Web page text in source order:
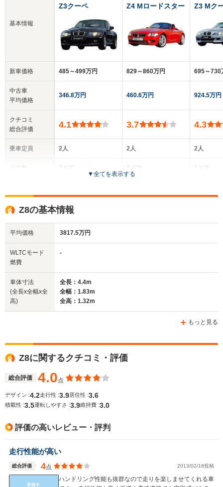
基本情報
新車価格
中古車
平均価格
クチコミ
総合評価
乗車定員
サイズ
(全長x全幅x全高)
WLTCモード
燃費
排気量
駆動方式
Z3クーペ
485～499万円
346.8万円
4.1
2人
3ドア
全高
-m
-
2793～2979cc
FR
Z4 Mロードスター
829～860万円
460.6万円
3.7
2人
2ドア
全高
-
Z3 Mク
695～730
924.5万円
4.3
2人
3ドア
全
▼全てを表示する
Z8の基本情報
平均価格 3817.5万円
WLTCモード
燃費
-
車体寸法
(全長x全幅x全
高)
全長：4.4m
全幅：1.83m
全高：1.32m
もっと見る
Z8に関するクチコミ・評価
総合評価 4.0点
デザイン :4.2走行性 :3.9 居住性 :3.6
積載性 :3.5運転しやすさ :3.9維持費 :3.0
評価の高いレビュー・評判
走行性能が高い
総合評価 4点 2013/02/18投稿
ハンドリング性能も抜群なので走りを楽しませてくれる車